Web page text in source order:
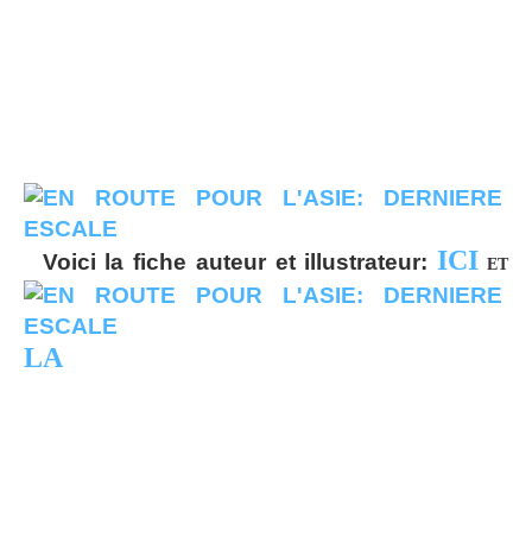
Voici la fiche auteur et illustrateur: ICI ET
LA